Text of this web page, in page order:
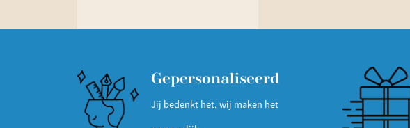
Gepersonaliseerd
Jij bedenkt het, wij maken het